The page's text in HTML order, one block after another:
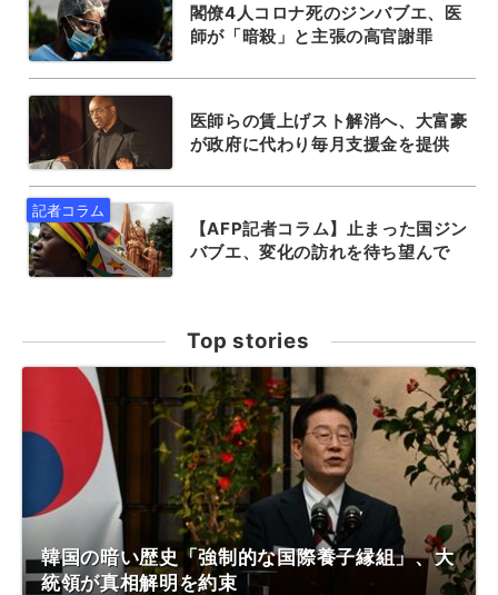
閣僚4人コロナ死のジンバブエ、医
師が「暗殺」と主張の高官謝罪
医師らの賃上げスト解消へ、大富豪
が政府に代わり毎月支援金を提供
【AFP記者コラム】止まった国ジン
バブエ、変化の訪れを待ち望んで
Top stories
韓国の暗い歴史「強制的な国際養子縁組」、大
統領が真相解明を約束